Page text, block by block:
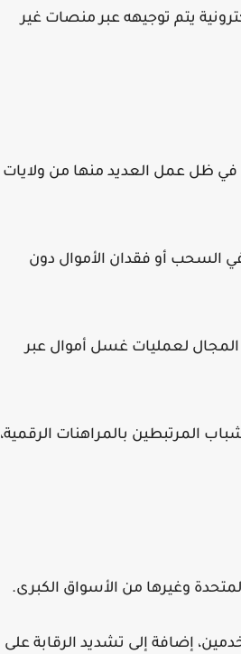
يتم توجيهه عبر منصات غير
في ظل عمل العديد منها من ولايات
السحب أو فقدان الأموال دون
المجال لعمليات غسل أموال عبر
المرتبطين بالمراهنات الرقمية،
وغيرها من الأسواق الكبرى.
إضافة إلى تشديد الرقابة على